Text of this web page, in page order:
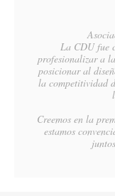
La CDU fue
profesionalizar a
posicionar al
la competitividad
Creemos en la
estamos